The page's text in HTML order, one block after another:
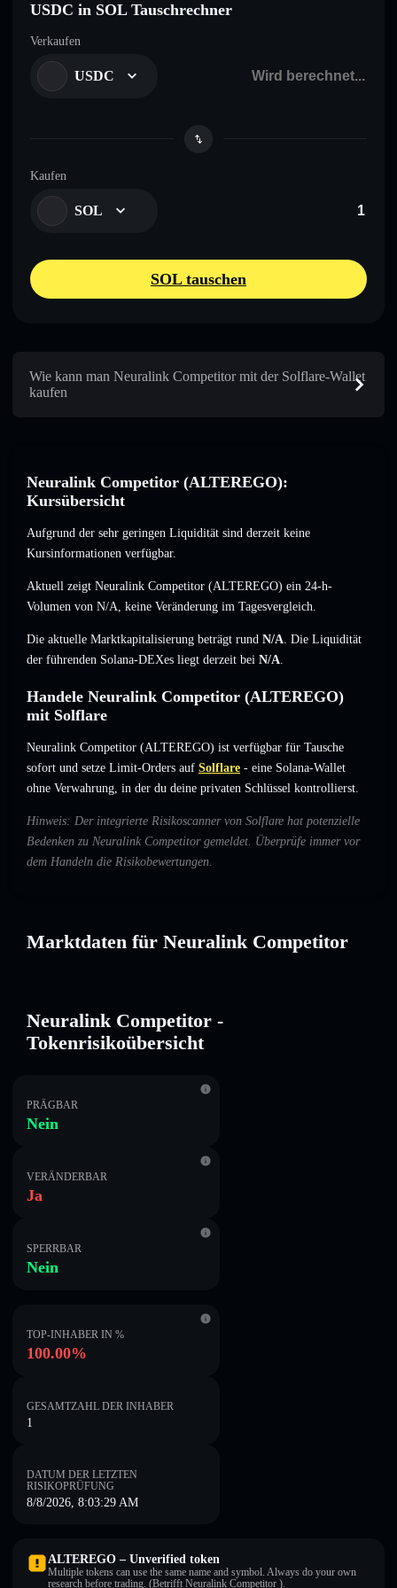
USDC in SOL Tauschrechner
Verkaufen
USDC
Kaufen
SOL
SOL tauschen
Wie kann man Neuralink Competitor mit der Solflare-Wallet
kaufen
Neuralink Competitor (ALTEREGO):
Kursübersicht
Aufgrund der sehr geringen Liquidität sind derzeit keine
Kursinformationen verfügbar.
Aktuell zeigt Neuralink Competitor (ALTEREGO) ein 24-h-
Volumen von N/A, keine Veränderung im Tagesvergleich.
Die aktuelle Marktkapitalisierung beträgt rund N/A. Die Liquidität
der führenden Solana-DEXes liegt derzeit bei N/A.
Handele Neuralink Competitor (ALTEREGO)
mit Solflare
Neuralink Competitor (ALTEREGO) ist verfügbar für Tausche
sofort und setze Limit-Orders auf Solflare - eine Solana-Wallet
ohne Verwahrung, in der du deine privaten Schlüssel kontrollierst.
Hinweis: Der integrierte Risikoscanner von Solflare hat potenzielle
Bedenken zu Neuralink Competitor gemeldet. Überprüfe immer vor
dem Handeln die Risikobewertungen.
Marktdaten für Neuralink Competitor
Neuralink Competitor -
Tokenrisikoübersicht
PRÄGBAR
Nein
VERÄNDERBAR
Ja
SPERRBAR
Nein
TOP-INHABER IN %
100.00%
GESAMTZAHL DER INHABER
1
DATUM DER LETZTEN
RISIKOPRÜFUNG
8/8/2026, 8:03:29 AM
ALTEREGO – Unverified token
Multiple tokens can use the same name and symbol. Always do your own
research before trading. (Betrifft Neuralink Competitor ).